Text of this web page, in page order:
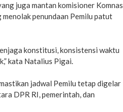
juga mantan komisioner Komnas
penundaan Pemilu patut
konstitusi, konsistensi waktu
kata Natalius Pigai.
jadwal Pemilu tetap digelar
DPR RI, pemerintah, dan